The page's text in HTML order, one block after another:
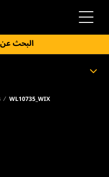
التنقل
البحث عن
WL10735_WIX